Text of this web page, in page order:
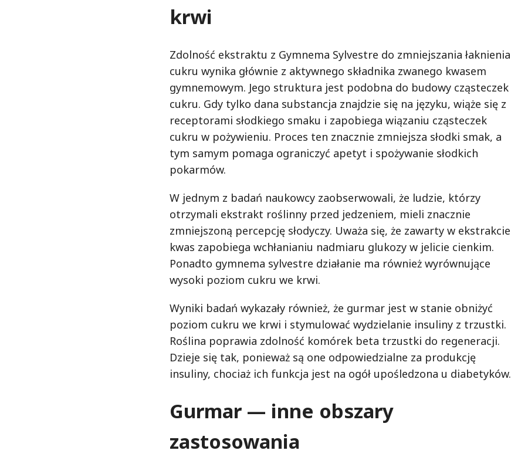
krwi
Zdolność ekstraktu z Gymnema Sylvestre do zmniejszania łaknienia
cukru wynika głównie z aktywnego składnika zwanego kwasem
gymnemowym. Jego struktura jest podobna do budowy cząsteczek
cukru. Gdy tylko dana substancja znajdzie się na języku, wiąże się z
receptorami słodkiego smaku i zapobiega wiązaniu cząsteczek
cukru w pożywieniu. Proces ten znacznie zmniejsza słodki smak, a
tym samym pomaga ograniczyć apetyt i spożywanie słodkich
pokarmów.
W jednym z badań naukowcy zaobserwowali, że ludzie, którzy
otrzymali ekstrakt roślinny przed jedzeniem, mieli znacznie
zmniejszoną percepcję słodyczy. Uważa się, że zawarty w ekstrakcie
kwas zapobiega wchłanianiu nadmiaru glukozy w jelicie cienkim.
Ponadto gymnema sylvestre działanie ma również wyrównujące
wysoki poziom cukru we krwi.
Wyniki badań wykazały również, że gurmar jest w stanie obniżyć
poziom cukru we krwi i stymulować wydzielanie insuliny z trzustki.
Roślina poprawia zdolność komórek beta trzustki do regeneracji.
Dzieje się tak, ponieważ są one odpowiedzialne za produkcję
insuliny, chociaż ich funkcja jest na ogół upośledzona u diabetyków.
Gurmar — inne obszary
zastosowania